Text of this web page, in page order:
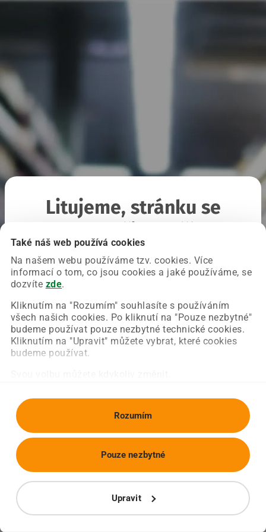
Také náš web používá cookies
Na našem webu používáme tzv. cookies. Více
informací o tom, co jsou cookies a jaké používáme, se
dozvíte zde.
Kliknutím na "Rozumím" souhlasíte s používáním
všech našich cookies. Po kliknutí na "Pouze nezbytné"
budeme používat pouze nezbytné technické cookies.
Kliknutím na "Upravit" můžete vybrat, které cookies
budeme používat.
Rozumím
Upravit
Pouze nezbytné
Litujeme, stránku se
Chyba nastala na naší straně a už ji opravujeme.
Zkuste prosím znovu načíst požadovanou stránku.
Obnovit stránku Úvodní strana